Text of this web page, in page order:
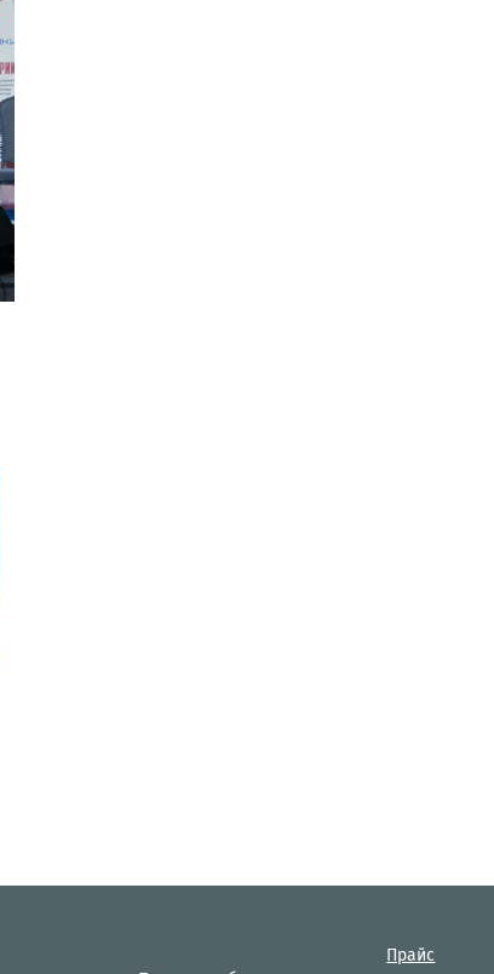
Прайс